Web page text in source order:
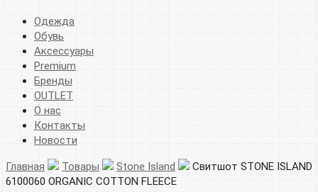
Одежда
Обувь
Аксессуары
Premium
Бренды
OUTLET
О нас
Контакты
Новости
Главная Товары Stone Island
Свитшот STONE ISLAND
6100060 ORGANIC COTTON FLEECE